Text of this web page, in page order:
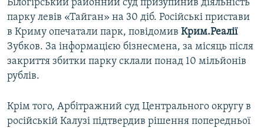
Білогірський районний суд призупинив діяльність
парку левів «Тайган» на 30 діб. Російські пристави
в Криму опечатали парк, повідомив Крим.Реалії
Зубков. За інформацією бізнесмена, за місяць після
закриття збитки парку склали понад 10 мільйонів
рублів.
Крім того, Арбітражний суд Центрального округу в
російській Калузі підтвердив рішення попередньої